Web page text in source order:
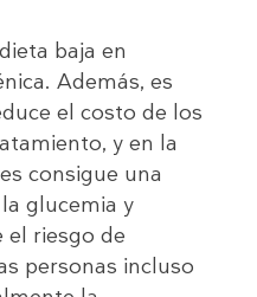
baja en
Además, es
el costo de los
y en la
consigue una
glucemia y
el riesgo de
personas incluso